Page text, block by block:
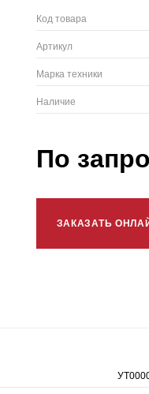
Код товара
Артикул
Марка техники
Наличие
По
ЗАКАЗАТЬ